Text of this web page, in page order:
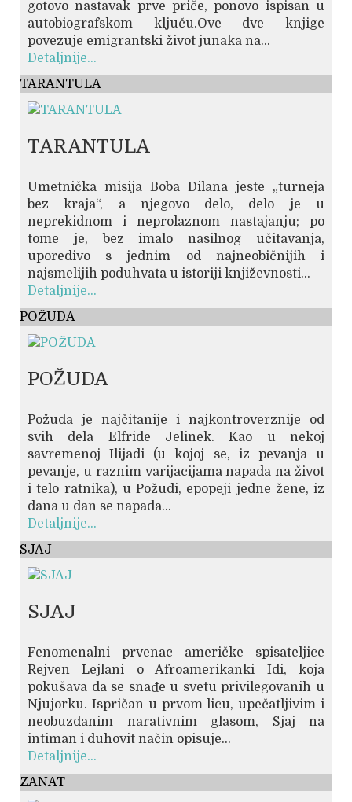
gotovo nastavak prve priče, ponovo ispisan u
autobiografskom ključu.Ove dve knjige
povezuje emigrantski život junaka na...
Detaljnije...
TARANTULA
TARANTULA
Umetnička misija Boba Dilana jeste „turneja
bez kraja“, a njegovo delo, delo je u
neprekidnom i neprolaznom nastajanju; po
tome je, bez imalo nasilnog učitavanja,
uporedivo s jednim od najneobičnijih i
najsmelijih poduhvata u istoriji književnosti...
Detaljnije...
POŽUDA
POŽUDA
Požuda je najčitanije i najkontroverznije od
svih dela Elfride Jelinek. Kao u nekoj
savremenoj Ilijadi (u kojoj se, iz pevanja u
pevanje, u raznim varijacijama napada na život
i telo ratnika), u Požudi, epopeji jedne žene, iz
dana u dan se napada...
Detaljnije...
SJAJ
SJAJ
Fenomenalni prvenac američke spisateljice
Rejven Lejlani o Afroamerikanki Idi, koja
pokušava da se snađe u svetu privilegovanih u
Njujorku. Ispričan u prvom licu, upečatljivim i
neobuzdanim narativnim glasom, Sjaj na
intiman i duhovit način opisuje...
Detaljnije...
ZANAT